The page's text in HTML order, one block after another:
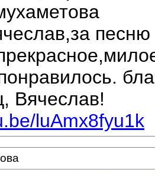
песню
Вячеслав!
luAmx8fyu1k